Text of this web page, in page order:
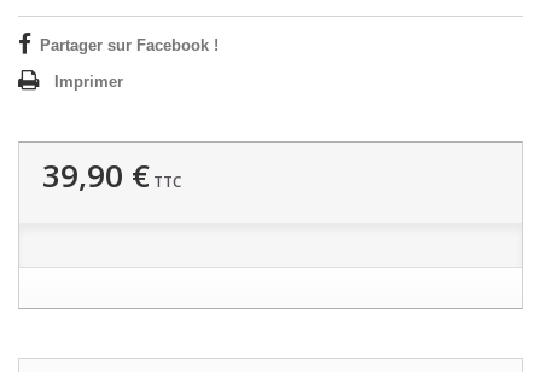
Partager sur Facebook !
Imprimer
39,90 € TTC